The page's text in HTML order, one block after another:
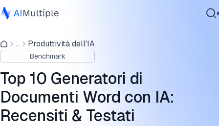
IA Agente
Sicurezza Informatica
Dati
Software Aziendale
Servizi
... Produttività dell'IA
Benchmark
Top 10 Generatori di
Documenti Word con IA:
Recensiti & Testati
Top 10 strumenti Word con IA
Storia dei generatori di documenti Word con IA
FAQ